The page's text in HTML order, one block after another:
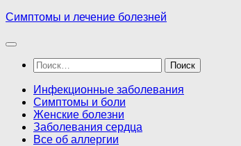
Перейти
содержимому
Симптомы и лечение болезней
Найти:
Инфекционные заболевания
Симптомы и боли
Женские болезни
Заболевания сердца
Все об аллергии